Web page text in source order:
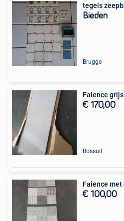
tegels
Bieden
Brugge
Faience grijs
€ 170,00
Bossuit
Faience
€ 100,00